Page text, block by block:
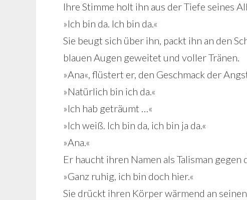
Ihre Stimme holt ihn aus der Tiefe seines
»Ich bin da. Ich bin da.«
Sie beugt sich über ihn, packt ihn an den
blauen Augen geweitet und voller Tränen.
»Ana«, flüstert er, den Geschmack der
»Natürlich bin ich da.«
»Ich hab geträumt …«
»Ich weiß. Ich bin da, ich bin ja da.«
»Ana.«
Er haucht ihren Namen als Talisman
»Ganz ruhig, ich bin doch hier.«
Sie drückt ihren Körper wärmend an